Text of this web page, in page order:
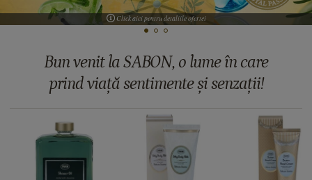
Click aici pentru detaliile ofertei
Bun venit la SABON, o lume în care
prind viață sentimente și senzații!